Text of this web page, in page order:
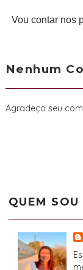
Vou contar nos
Nenhum
Agradeço seu
QUEM SOU